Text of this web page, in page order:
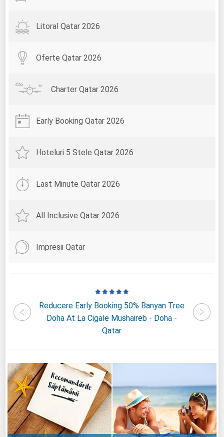
Litoral Qatar 2026
Oferte Qatar 2026
Charter Qatar 2026
Early Booking Qatar 2026
Hoteluri 5 Stele Qatar 2026
Last Minute Qatar 2026
All Inclusive Qatar 2026
Impresii Qatar
Reducere Early Booking 50% Banyan Tree
Doha At La Cigale Mushaireb - Doha -
Qatar